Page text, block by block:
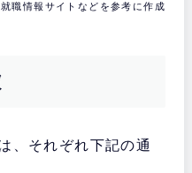
職情報サイトなどを参考に作成
、それぞれ下記の通